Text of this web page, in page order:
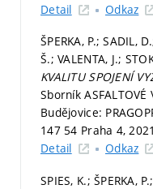
Detail
Odkaz
ŠPERKA, P.; SADIL,
Š.; VALENTA, J.;
KVALITU SPOJENÍ
Sborník
Budějovice:
147 54 Praha 4,
Detail
Odkaz
SPIES, K.; ŠPERKA,